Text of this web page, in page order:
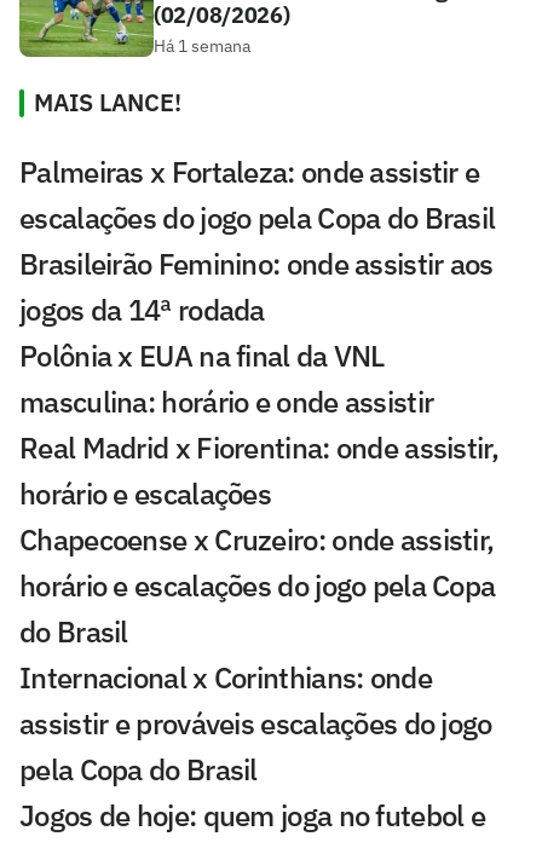
(02/08/2026)
Há 1 semana
MAIS LANCE!
Palmeiras x Fortaleza: onde assistir e
escalações do jogo pela Copa do Brasil
Brasileirão Feminino: onde assistir aos
jogos da 14ª rodada
Polônia x EUA na final da VNL
masculina: horário e onde assistir
Real Madrid x Fiorentina: onde assistir,
horário e escalações
Chapecoense x Cruzeiro: onde assistir,
horário e escalações do jogo pela Copa
do Brasil
Internacional x Corinthians: onde
assistir e prováveis escalações do jogo
pela Copa do Brasil
Jogos de hoje: quem joga no futebol e